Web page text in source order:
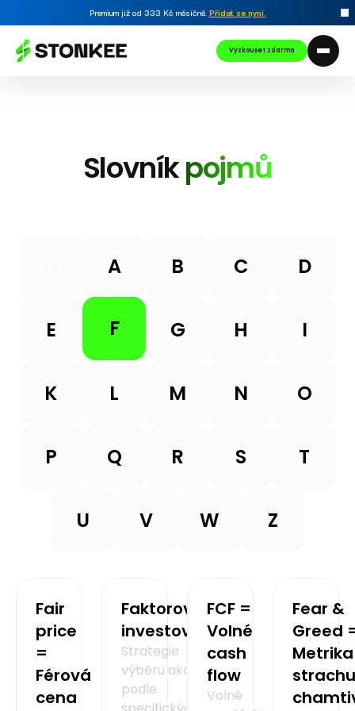
Premium již od 333 Kč měsíčně. Přidat se nyní.
Vyzkoušet zdarma
Slovníkpojmů
A B C D
E F G H I
K L M N O
P Q R S T
U V W Z
Fair
price
=
Férová
cena
Faktorové
investování
Strategie
výběru akcií
podle
FCF =
Volné
cash
flow
Volné
Fear &
Greed
Metrika